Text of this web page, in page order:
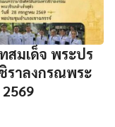
มเด็จ พระปร
ราลงกรณพระ